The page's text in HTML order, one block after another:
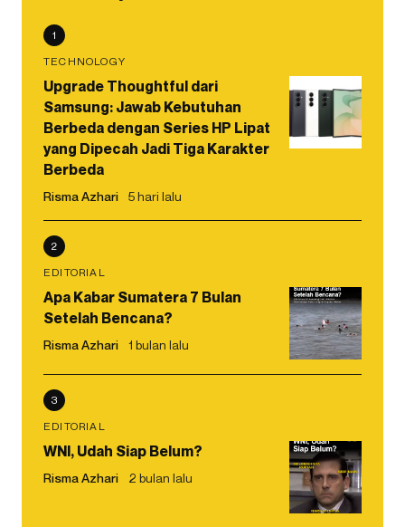
1
TECHNOLOGY
Upgrade Thoughtful dari
Samsung: Jawab Kebutuhan
Berbeda dengan Series HP Lipat
yang Dipecah Jadi Tiga Karakter
Berbeda
Risma Azhari 5 hari lalu
2
EDITORIAL
Apa Kabar Sumatera 7 Bulan
Setelah Bencana?
Risma Azhari 1 bulan lalu
3
EDITORIAL
WNI, Udah Siap Belum?
Risma Azhari 2 bulan lalu